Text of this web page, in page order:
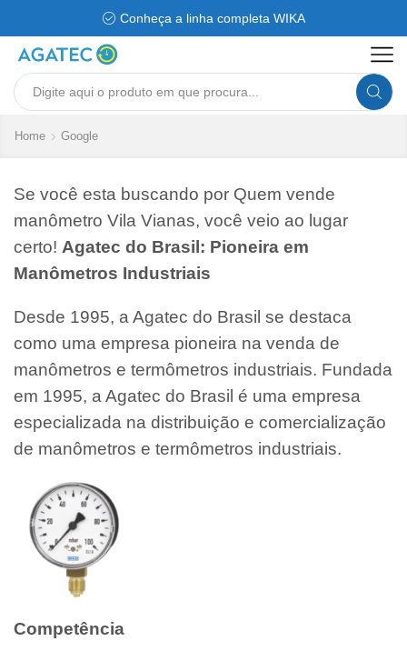
Conheça a linha completa WIKA
Search
Home Google
Se você esta buscando por Quem vende
manômetro Vila Vianas, você veio ao lugar
certo! Agatec do Brasil: Pioneira em
Manômetros Industriais
Desde 1995, a Agatec do Brasil se destaca
como uma empresa pioneira na venda de
manômetros e termômetros industriais. Fundada
em 1995, a Agatec do Brasil é uma empresa
especializada na distribuição e comercialização
de manômetros e termômetros industriais.
Competência